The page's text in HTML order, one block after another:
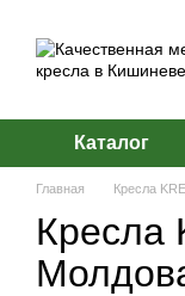
Каталог
Главная Кресла
Кресла